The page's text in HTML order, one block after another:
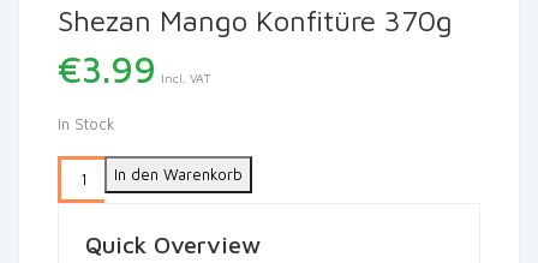
Shezan Mango Konfitüre 370g
€3.99 Incl. VAT
In Stock
In den Warenkorb
Quick Overview